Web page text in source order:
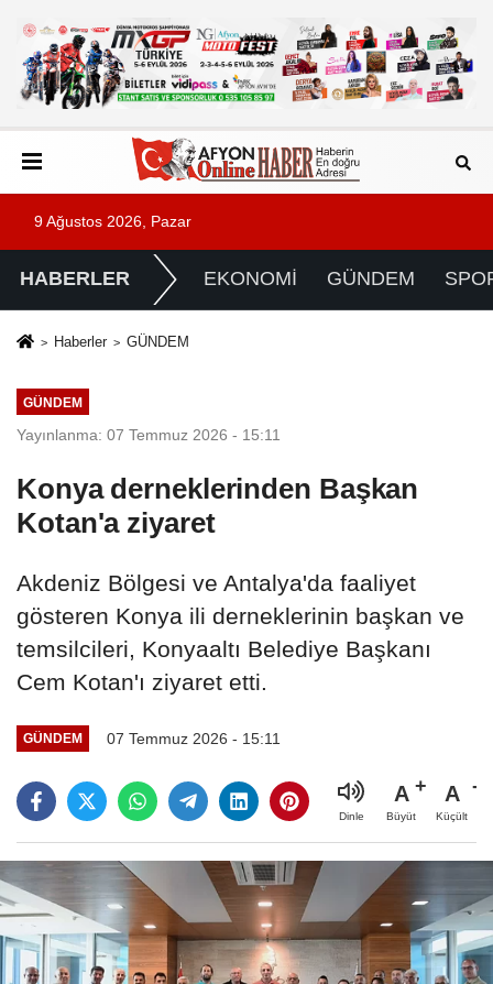
9 Ağustos 2026, Pazar
HABERLER EKONOMİ GÜNDEM
Haberler GÜNDEM
GÜNDEM
Yayınlanma: 07 Temmuz 2026 - 15:11
Konya derneklerinden Başkan
Kotan'a ziyaret
Akdeniz Bölgesi ve Antalya'da faaliyet
gösteren Konya ili derneklerinin başkan ve
temsilcileri, Konyaaltı Belediye Başkanı
Cem Kotan'ı ziyaret etti.
GÜNDEM 07 Temmuz 2026 - 15:11
Dinle
A
Büyüt
A
Küçült